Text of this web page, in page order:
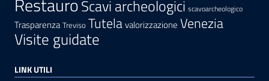
Scavi archeologici scavoarcheologico
Trasparenza Treviso Tutelavalorizzazione Venezia
Visite guidate
LINK UTILI